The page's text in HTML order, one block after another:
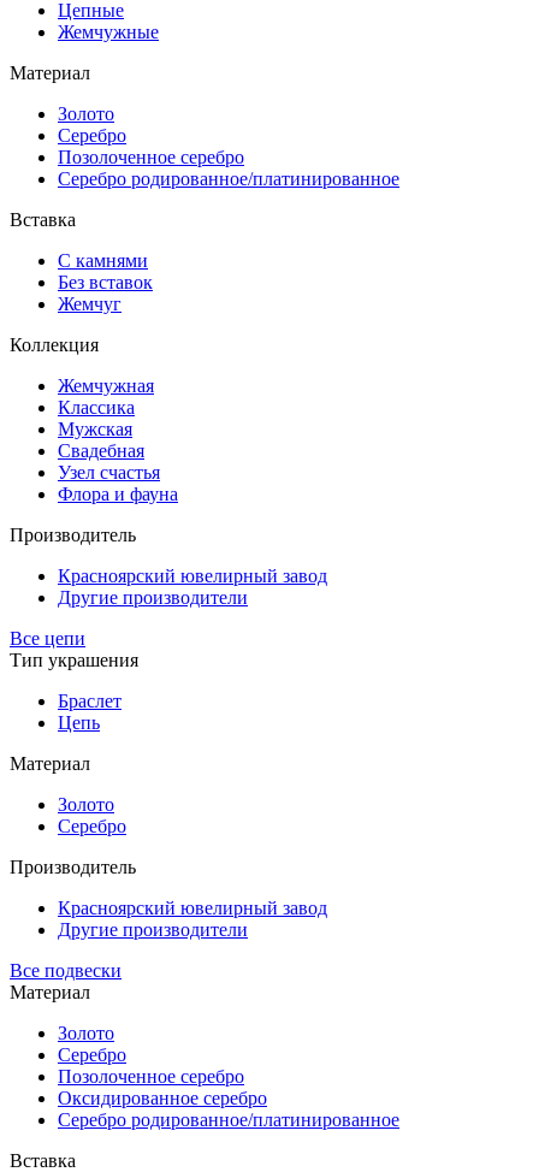
Цепные
Жемчужные
Материал
Золото
Серебро
Позолоченное серебро
Серебро родированное/платинированное
Вставка
С камнями
Без вставок
Жемчуг
Коллекция
Жемчужная
Классика
Мужская
Свадебная
Узел счастья
Флора и фауна
Производитель
Красноярский ювелирный завод
Другие производители
Все цепи
Тип украшения
Браслет
Цепь
Материал
Золото
Серебро
Производитель
Красноярский ювелирный завод
Другие производители
Все подвески
Материал
Золото
Серебро
Позолоченное серебро
Оксидированное серебро
Серебро родированное/платинированное
Вставка